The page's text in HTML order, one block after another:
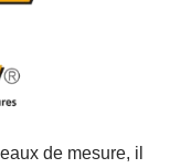
de mesure, il